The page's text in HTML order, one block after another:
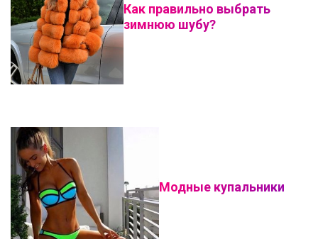
Как правильно выбрать
зимнюю шубу?
Модные купальники